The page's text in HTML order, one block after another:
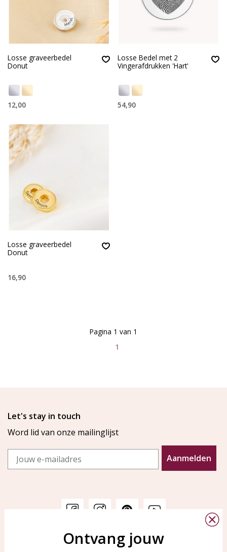
Losse graveerbedel
Donut
12,00
Losse Bedel met 2
Vingerafdrukken 'Hart'
54,90
Losse graveerbedel
Donut
16,90
1
Pagina 1 van 1
Let's stay in touch
Word lid van onze mailinglijst
Email
Aanmelden
KAYA Sieraden
Ontvang jouw